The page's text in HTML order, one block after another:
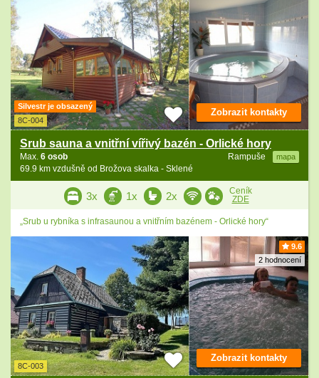
Silvestr je obsazený
8C-004
Srub sauna a vnitřní vířivý bazén - Orlické hory
Rampuše mapa
Max. 6 osob
69.9 km vzdušně od Brožova skalka - Sklené
Zobrazit kontakty
3x 1x 2x
Ceník
ZDE
„Srub u rybníka s infrasaunou a vnitřním bazénem - Orlické hory“
9.6
2 hodnocení
8C-003
Zobrazit kontakty